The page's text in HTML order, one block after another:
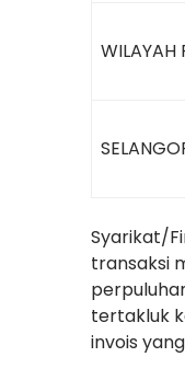
WILAYAH
Syarikat/
transaksi
tertakluk
invois